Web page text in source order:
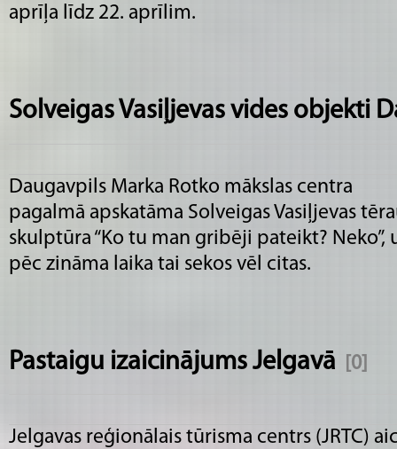
aprīļa līdz 22. aprīlim.
Solveigas Vasiļjevas vides objekti
Daugavpils Marka Rotko mākslas centra
pagalmā apskatāma Solveigas Vasiļjevas
skulptūra “Ko tu man gribēji pateikt? Neko”,
pēc zināma laika tai sekos vēl citas.
Pastaigu izaicinājums Jelgavā [0]
Jelgavas reģionālais tūrisma centrs (JRTC)